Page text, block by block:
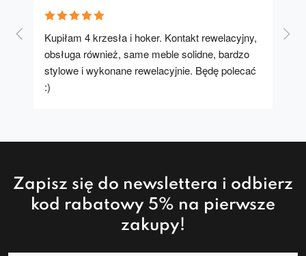
Kupiłam 4 krzesła i hoker. Kontakt rewelacyjny,
obsługa również, same meble solidne, bardzo
stylowe i wykonane rewelacyjnie. Będę polecać
:)
A
Zapisz się do newslettera i odbierz
kod rabatowy 5% na pierwsze
zakupy!